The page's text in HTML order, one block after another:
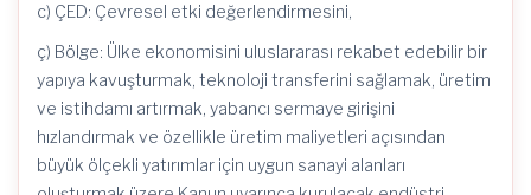
c) ÇED: Çevresel etki değerlendirmesini,
ç) Bölge: Ülke ekonomisini uluslararası rekabet edebilir bir
yapıya kavuşturmak, teknoloji transferini sağlamak, üretim
ve istihdamı artırmak, yabancı sermaye girişini
hızlandırmak ve özellikle üretim maliyetleri açısından
büyük ölçekli yatırımlar için uygun sanayi alanları